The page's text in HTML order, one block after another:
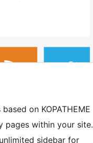
on KOPATHEME
pages within your site.
sidebar for